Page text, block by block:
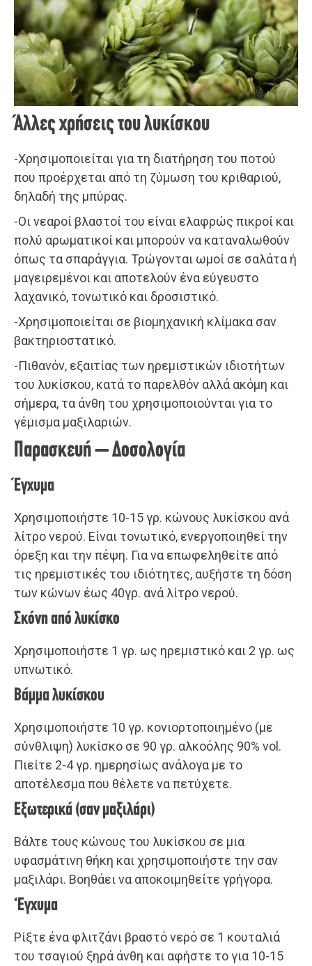
Άλλες χρήσεις του λυκίσκου
-Χρησιμοποιείται για τη διατήρηση του ποτού
που προέρχεται από τη ζύμωση του κριθαριού,
δηλαδή της μπύρας.
-Οι νεαροί βλαστοί του είναι ελαφρώς πικροί και
πολύ αρωματικοί και μπορούν να καταναλωθούν
όπως τα σπαράγγια. Τρώγονται ωμοί σε σαλάτα ή
μαγειρεμένοι και αποτελούν ένα εύγευστο
λαχανικό, τονωτικό και δροσιστικό.
-Χρησιμοποιείται σε βιομηχανική κλίμακα σαν
βακτηριοστατικό.
-Πιθανόν, εξαιτίας των ηρεμιστικών ιδιοτήτων
του λυκίσκου, κατά το παρελθόν αλλά ακόμη και
σήμερα, τα άνθη του χρησιμοποιούνται για το
γέμισμα μαξιλαριών.
Παρασκευή – Δοσολογία
Έγχυμα
Χρησιμοποιήστε 10-15 γρ. κώνους λυκίσκου ανά
λίτρο νερού. Είναι τονωτικό, ενεργοποιηθεί την
όρεξη και την πέψη. Για να επωφεληθείτε από
τις ηρεμιστικές του ιδιότητες, αυξήστε τη δόση
των κώνων έως 40γρ. ανά λίτρο νερού.
Σκόνη από λυκίσκο
Χρησιμοποιήστε 1 γρ. ως ηρεμιστικό και 2 γρ. ως
υπνωτικό.
Βάμμα λυκίσκου
Χρησιμοποιήστε 10 γρ. κονιορτοποιημένο (με
σύνθλιψη) λυκίσκο σε 90 γρ. αλκοόλης 90% vol.
Πιείτε 2-4 γρ. ημερησίως ανάλογα με το
αποτέλεσμα που θέλετε να πετύχετε.
Εξωτερικά (σαν μαξιλάρι)
Βάλτε τους κώνους του λυκίσκου σε μια
υφασμάτινη θήκη και χρησιμοποιήστε την σαν
μαξιλάρι. Βοηθάει να αποκοιμηθείτε γρήγορα.
‘Εγχυμα
Ρίξτε ένα φλιτζάνι βραστό νερό σε 1 κουταλιά
του τσαγιού ξηρά άνθη και αφήστε το για 10-15